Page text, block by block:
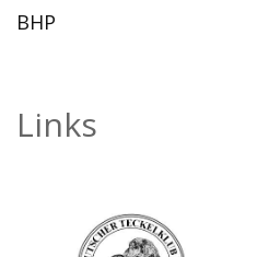
BHP
Links